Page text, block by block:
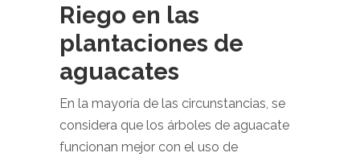
Riego en las
plantaciones de
aguacates
En la mayoría de las circunstancias, se
considera que los árboles de aguacate
funcionan mejor con el uso de